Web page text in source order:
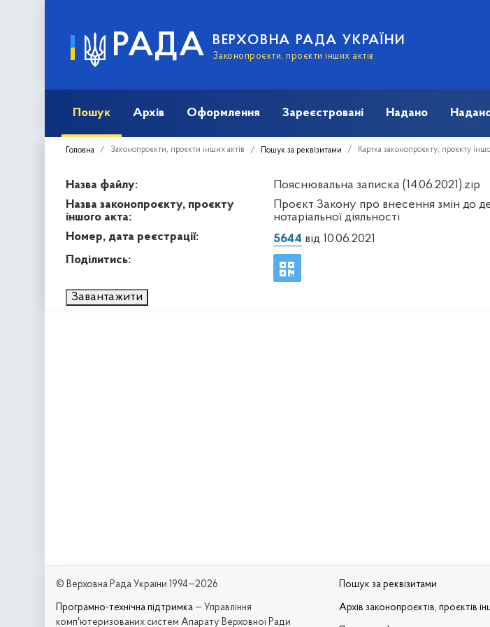
РАДА ВЕРХОВНА РАДА УКРАЇНИ
Законопроєкти, проєкти інших актів
Пошук Архів Оформлення Зареєстровані Надано
Головна Законопроєкти, проєкти інших актів Пошук за реквізитами Картка законопроєкту, проєкту
Назва файлу:
Пояснювальна записка (14.06.2021).zip
Назва законопроєкту, проєкту
іншого акта:
Проєкт Закону про внесення змін до
нотаріальної діяльності
Номер, дата реєстрації:
5644 від 10.06.2021
Поділитись:
Завантажити
© Верховна Рада України 1994—2026
Програмно-технічна підтримка — Управління
комп'ютеризованих систем Апарату Верховної Ради
Пошук за реквізитами
Архів законопроєктів, проєктів